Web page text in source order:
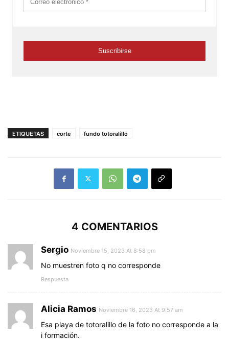
ETIQUETAS corte fundo totoralillo
4 COMENTARIOS
Sergio Noviembre 15, 2023 At 8:58 pm
No muestren foto q no corresponde
Respuesta
Alicia Ramos Noviembre 16, 2023 At 9:57 am
Esa playa de totoralillo de la foto no corresponde a la
i formación.